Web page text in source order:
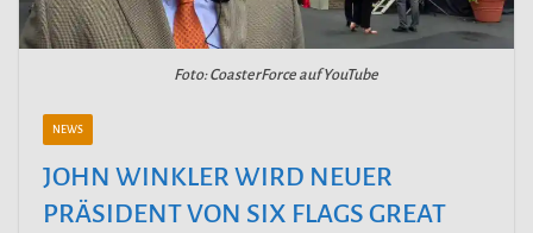
Foto: CoasterForce auf YouTube
NEWS
JOHN WINKLER WIRD NEUER
PRÄSIDENT VON SIX FLAGS GREAT